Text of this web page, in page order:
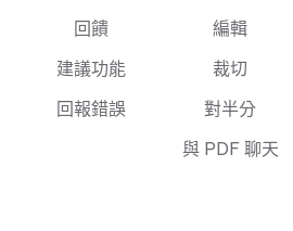
回饋
建議功能
回報錯誤
編輯
裁切
對半分
與 PDF 聊天